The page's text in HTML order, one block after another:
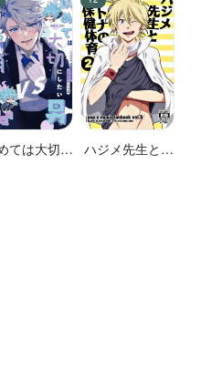
ては大切に
ハジメ先生とオ